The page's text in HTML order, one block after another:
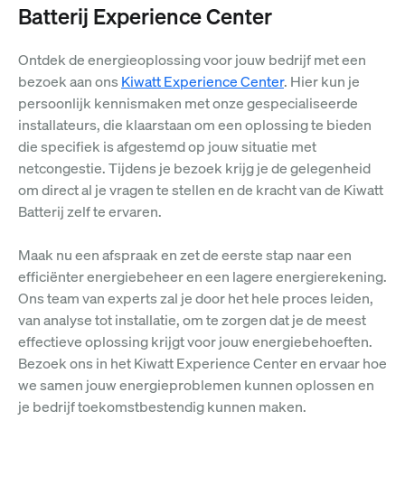
Batterij Experience Center
Ontdek de energieoplossing voor jouw bedrijf met een
bezoek aan ons Kiwatt Experience Center. Hier kun je
persoonlijk kennismaken met onze gespecialiseerde
installateurs, die klaarstaan om een oplossing te bieden
die specifiek is afgestemd op jouw situatie met
netcongestie. Tijdens je bezoek krijg je de gelegenheid
om direct al je vragen te stellen en de kracht van de Kiwatt
Batterij zelf te ervaren.
Maak nu een afspraak en zet de eerste stap naar een
efficiënter energiebeheer en een lagere energierekening.
Ons team van experts zal je door het hele proces leiden,
van analyse tot installatie, om te zorgen dat je de meest
effectieve oplossing krijgt voor jouw energiebehoeften.
Bezoek ons in het Kiwatt Experience Center en ervaar hoe
we samen jouw energieproblemen kunnen oplossen en
je bedrijf toekomstbestendig kunnen maken.